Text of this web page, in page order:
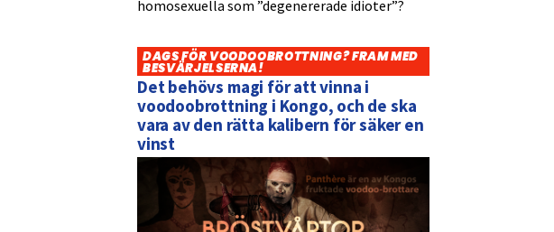
homosexuella som ”degenererade idioter”?
DAGS FÖR VOODOOBROTTNING? FRAM MED
BESVÄRJELSERNA!
Det behövs magi för att vinna i
voodoobrottning i Kongo, och de ska
vara av den rätta kalibern för säker en
vinst